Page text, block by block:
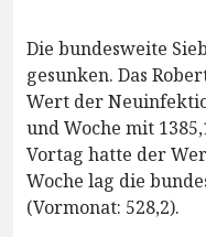
Die bundesweite
gesunken. Das
Wert der
und Woche mit
Vortag hatte der
Woche lag die
(Vormonat: 528,2).